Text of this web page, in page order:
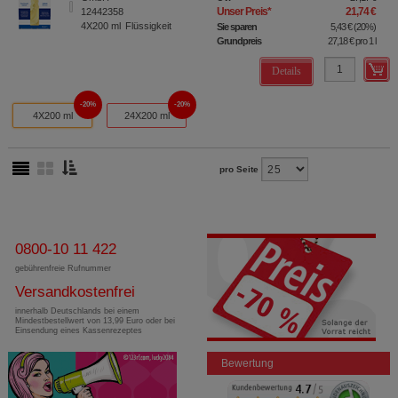
12442358
4X200 ml Flüssigkeit
Unser Preis* 21,74 €
Sie sparen 5,43 €(20%)
Grundpreis
27,18 €pro 1 l
Details
4X200 ml
20%
24X200 ml
20%
pro Seite
0800-10 11 422
gebührenfreie Rufnummer
Versandkostenfrei
innerhalb Deutschlands bei einem
Mindestbestellwert von 13,99 Euro oder bei
Einsendung eines Kassenrezeptes
Bewertung